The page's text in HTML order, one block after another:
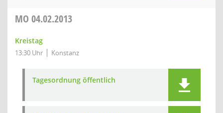
MO 04.02.2013
Kreistag
13:30 Uhr Konstanz
Tagesordnung öffentlich